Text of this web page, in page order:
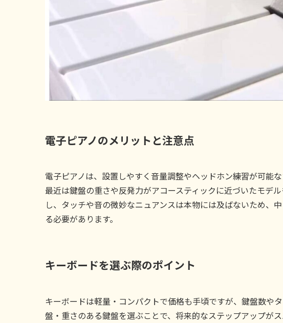
電子ピアノのメリットと注意点
電子ピアノは、設置しやすく音量調整やヘッドホン練習が可能
最近は鍵盤の重さや反発力がアコースティックに近づいたモデ
し、タッチや音の微妙なニュアンスは本物には及ばないため、
る必要があります。
キーボードを選ぶ際のポイント
キーボードは軽量・コンパクトで価格も手頃ですが、鍵盤数や
盤・重さのある鍵盤を選ぶことで、将来的なステップアップが